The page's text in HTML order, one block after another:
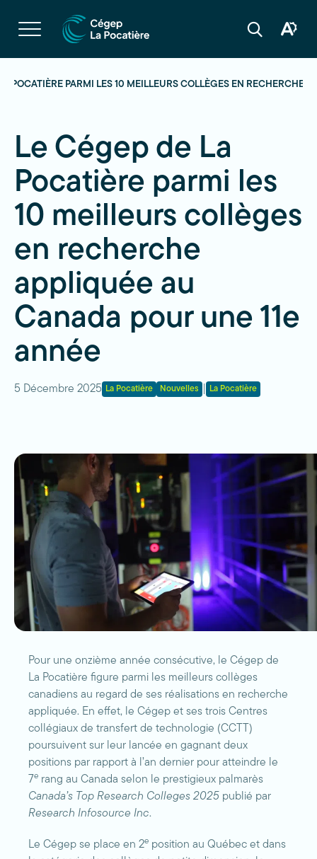
Ouvrir
la
navigation
Ouvrir
Ouvrir
POCATIÈRE PARMI LES 10 MEILLEURS COLLÈGES EN RECHERCHE
Le Cégep de La
Pocatière parmi les
10 meilleurs collèges
en recherche
appliquée au
Canada pour une 11e
année
5 Décembre 2025 La Pocatière Nouvelles La Pocatière
Pour une onzième année consécutive, le Cégep de
La Pocatière figure parmi les meilleurs collèges
canadiens au regard de ses réalisations en recherche
appliquée. En effet, le Cégep et ses trois Centres
collégiaux de transfert de technologie (CCTT)
poursuivent sur leur lancée en gagnant deux
positions par rapport à l’an dernier pour atteindre le
7e rang au Canada selon le prestigieux palmarès
Canada’s Top Research Colleges 2025 publié par
Research Infosource Inc.
Le Cégep se place en 2e position au Québec et dans